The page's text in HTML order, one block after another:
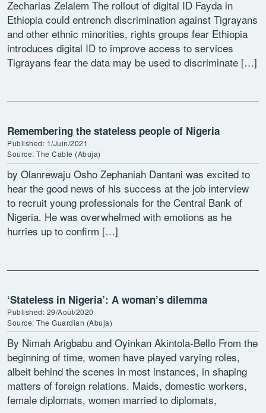
Zecharias Zelalem The rollout of digital ID Fayda in
Ethiopia could entrench discrimination against Tigrayans
and other ethnic minorities, rights groups fear Ethiopia
introduces digital ID to improve access to services
Tigrayans fear the data may be used to discriminate […]
Remembering the stateless people of Nigeria
Published: 1/Juin/2021
Source: The Cable (Abuja)
by Olanrewaju Osho Zephaniah Dantani was excited to
hear the good news of his success at the job interview
to recruit young professionals for the Central Bank of
Nigeria. He was overwhelmed with emotions as he
hurries up to confirm […]
‘Stateless in Nigeria’: A woman’s dilemma
Published: 29/Août/2020
Source: The Guardian (Abuja)
By Nimah Arigbabu and Oyinkan Akintola-Bello From the
beginning of time, women have played varying roles,
albeit behind the scenes in most instances, in shaping
matters of foreign relations. Maids, domestic workers,
female diplomats, women married to diplomats,